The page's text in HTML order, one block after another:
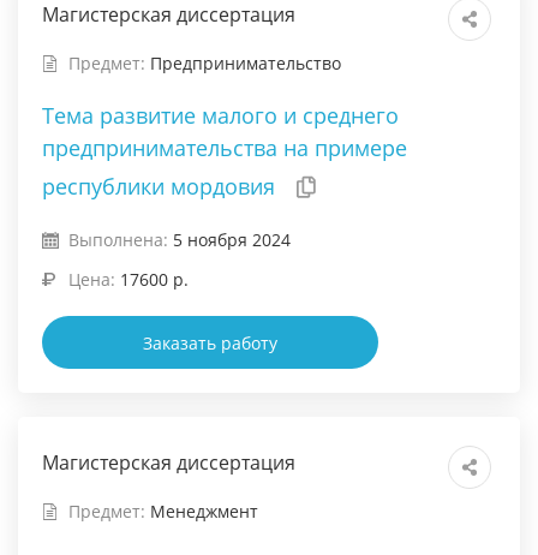
Магистерская диссертация
Предмет: Предпринимательство
Тема развитие малого и среднего
предпринимательства на примере
республики мордовия
Выполнена: 5 ноября 2024
Цена: 17600 р.
Заказать работу
Магистерская диссертация
Предмет: Менеджмент